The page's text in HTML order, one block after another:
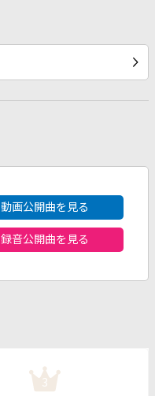
動画公開曲を見る
録音公開曲を見る
3